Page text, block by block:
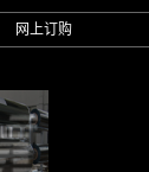
网上订购